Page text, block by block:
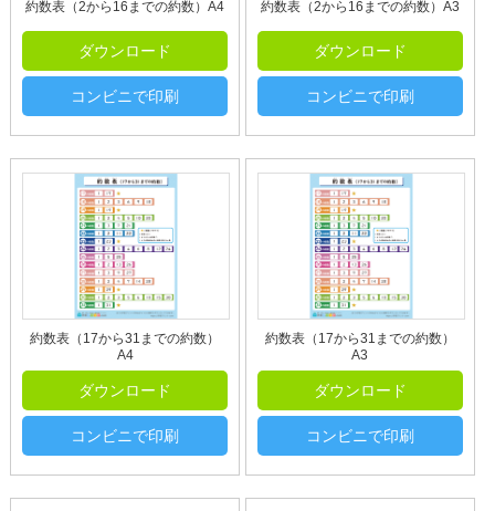
約数表（2から16までの約数）A4
ダウンロード
コンビニで印刷
約数表（2から16までの約数）A3
ダウンロード
コンビニで印刷
約数表（17から31までの約数）
A4
ダウンロード
コンビニで印刷
約数表（17から31までの約数）
A3
ダウンロード
コンビニで印刷